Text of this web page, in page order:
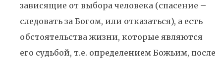
зависящие от выбора человека (спасение –
следовать за Богом, или отказаться), а есть
обстоятельства жизни, которые являются
его судьбой, т.е. определением Божьим, после